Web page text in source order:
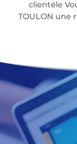
clientèle
TOULON une